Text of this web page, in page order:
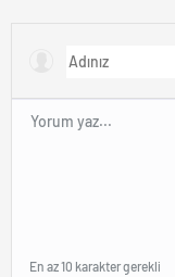
En az 10 karakter gerekli